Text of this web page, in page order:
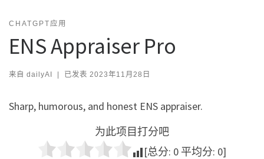
CHATGPT应用
ENS Appraiser Pro
来自 dailyAI | 已发表 2023年11月28日
Sharp, humorous, and honest ENS appraiser.
为此项目打分吧
[总分: 0 平均分: 0]